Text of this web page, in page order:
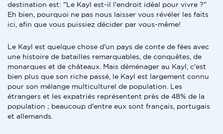
destination est: "Le Kayl est-il l'endroit idéal pour vivre ?"
Eh bien, pourquoi ne pas nous laisser vous révéler les faits
ici, afin que vous puissiez décider par vous-même!
Le Kayl est quelque chose d'un pays de conte de fées avec
une histoire de batailles remarquables, de conquêtes, de
monarques et de châteaux. Mais déménager au Kayl, c'est
bien plus que son riche passé, le Kayl est largement connu
pour son mélange multiculturel de population. Les
étrangers et les expatriés représentent près de 48% de la
population ; beaucoup d'entre eux sont français, portugais
et allemands.